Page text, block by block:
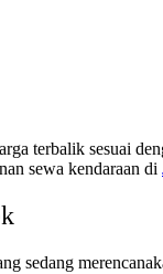
terbalik sesuai
sewa kendaraan di
sedang